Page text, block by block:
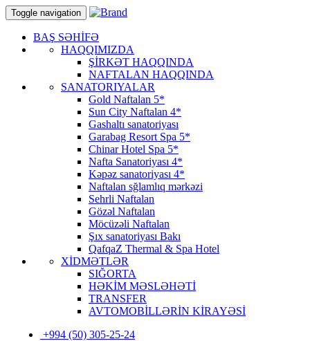
Toggle navigation
BAŞ SƏHİFƏ
HAQQIMIZDA
ŞİRKƏT HAQQINDA
NAFTALAN HAQQINDA
SANATORIYALAR
Gold Naftalan 5*
Sun City Naftalan 4*
Gashaltı sanatoriyası
Garabag Resort Spa 5*
Chinar Hotel Spa 5*
Nafta Sanatoriyası 4*
Kəpəz sanatoriyası 4*
Naftalan sğlamlıq mərkəzi
Sehrli Naftalan
Gözəl Naftalan
Möcüzəli Naftalan
Şıx sanatoriyası Bakı
QafqaZ Thermal & Spa Hotel
XİDMƏTLƏR
SIĞORTA
HƏKİM MƏSLƏHƏTİ
TRANSFER
AVTOMOBİLLƏRİN KİRAYƏSİ
+994 (50) 305-25-24